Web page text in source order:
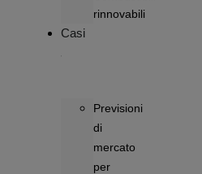
rinnovabili
Casi
Previsioni
di
mercato
per